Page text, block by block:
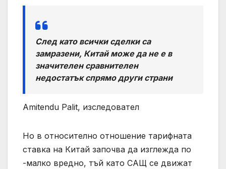
След като всички сделки са
замразени, Китай може да не е в
значителен сравнителен
недостатък спрямо други страни
Amitendu Palit, изследовател
Но в относително отношение тарифната
ставка на Китай започва да изглежда по
-малко вредно, тъй като САЩ се движат